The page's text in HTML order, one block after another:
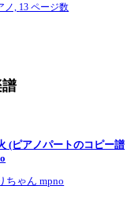
ノ, 13 ページ数
(ピアノパートのコピー譜
ちゃん mpno